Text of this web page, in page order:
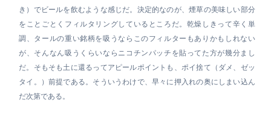
き）でビールを飲むような感じだ。決定的なのが、煙草の美味しい部分
をことごとくフィルタリングしているところだ。乾燥しきって辛く単
調、タールの重い銘柄を吸うならこのフィルターもありかもしれない
が、そんなん吸うくらいならニコチンパッチを貼ってた方が幾分まし
だ。そもそも土に還るってアピールポイントも、ポイ捨て（ダメ、ゼッ
タイ。）前提である。そういうわけで、早々に押入れの奥にしまい込ん
だ次第である。